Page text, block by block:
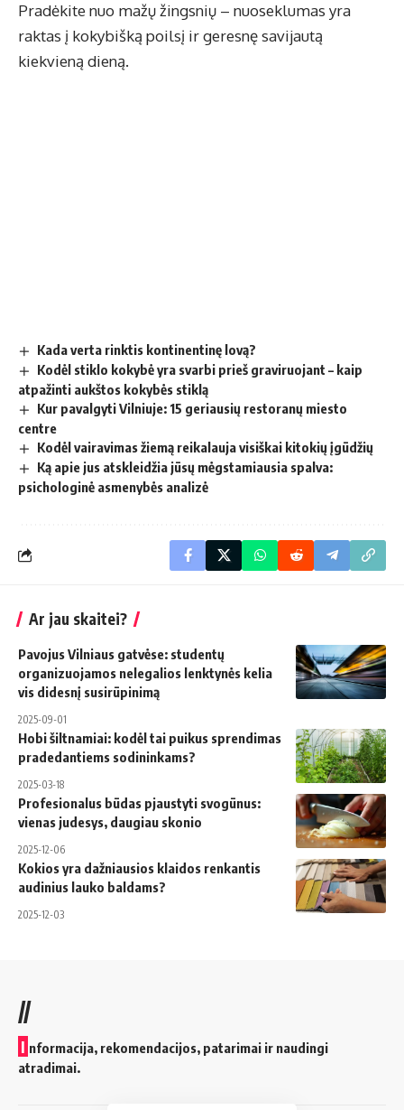
Pradėkite nuo mažų žingsnių – nuoseklumas yra
raktas į kokybišką poilsį ir geresnę savijautą
kiekvieną dieną.
Kada verta rinktis kontinentinę lovą?
Kodėl stiklo kokybė yra svarbi prieš graviruojant – kaip
atpažinti aukštos kokybės stiklą
Kur pavalgyti Vilniuje: 15 geriausių restoranų miesto
centre
Kodėl vairavimas žiemą reikalauja visiškai kitokių įgūdžių
Ką apie jus atskleidžia jūsų mėgstamiausia spalva:
psichologinė asmenybės analizė
Ar jau skaitei?
Pavojus Vilniaus gatvėse: studentų
organizuojamos nelegalios lenktynės kelia
vis didesnį susirūpinimą
2025-09-01
Hobi šiltnamiai: kodėl tai puikus sprendimas
pradedantiems sodininkams?
2025-03-18
Profesionalus būdas pjaustyti svogūnus:
vienas judesys, daugiau skonio
2025-12-06
Kokios yra dažniausios klaidos renkantis
audinius lauko baldams?
2025-12-03
//
I nformacija, rekomendacijos, patarimai ir naudingi
atradimai.